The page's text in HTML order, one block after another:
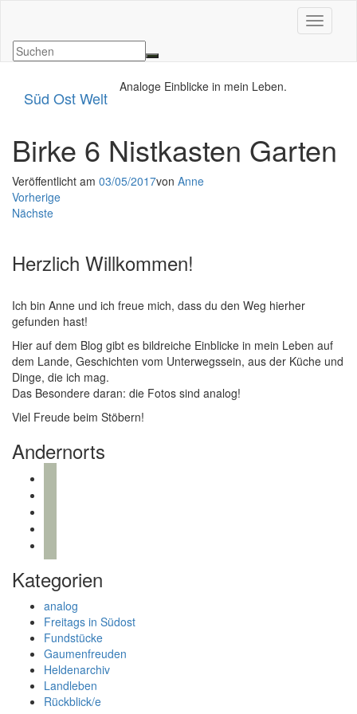
Süd Ost Welt
Analoge Einblicke in mein Leben.
Birke 6 Nistkasten Garten
Veröffentlicht am 03/05/2017von Anne
Vorherige
Nächste
Herzlich Willkommen!
Ich bin Anne und ich freue mich, dass du den Weg hierher
gefunden hast!
Hier auf dem Blog gibt es bildreiche Einblicke in mein Leben auf
dem Lande, Geschichten vom Unterwegssein, aus der Küche und
Dinge, die ich mag.
Das Besondere daran: die Fotos sind analog!
Viel Freude beim Stöbern!
Andernorts
Kategorien
analog
Freitags in Südost
Fundstücke
Gaumenfreuden
Heldenarchiv
Landleben
Rückblick/e